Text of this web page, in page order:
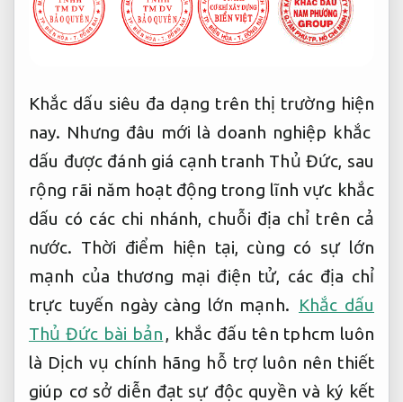
Khắc dấu siêu đa dạng trên thị trường hiện
nay. Nhưng đâu mới là doanh nghiệp khắc
dấu được đánh giá cạnh tranh Thủ Đức, sau
rộng rãi năm hoạt động trong lĩnh vực khắc
dấu có các chi nhánh, chuỗi địa chỉ trên cả
nước. Thời điểm hiện tại, cùng có sự lớn
mạnh của thương mại điện tử, các địa chỉ
trực tuyến ngày càng lớn mạnh. Khắc dấu
Thủ Đức bài bản , khắc đấu tên tphcm luôn
là Dịch vụ chính hãng hỗ trợ luôn nên thiết
giúp cơ sở diễn đạt sự độc quyền và ký kết